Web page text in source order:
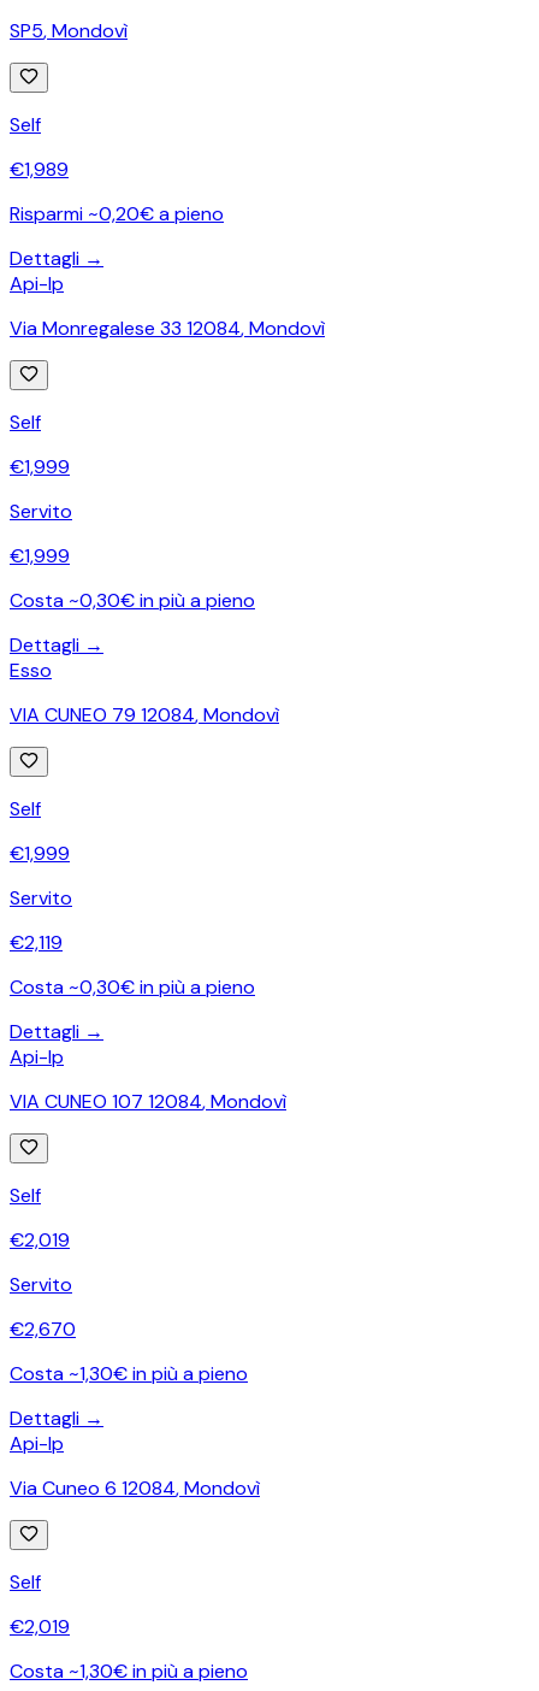
SP5,Mondovì
Self
€1,989
Risparmi ~0,20€ a pieno
Dettagli →
Api-Ip
Via Monregalese 33 12084,Mondovì
Self
€1,999
Servito
€1,999
Costa ~0,30€ in più a pieno
Dettagli →
Esso
VIA CUNEO 79 12084,Mondovì
Self
€1,999
Servito
€2,119
Costa ~0,30€ in più a pieno
Dettagli →
Api-Ip
VIA CUNEO 107 12084,Mondovì
Self
€2,019
Servito
€2,670
Costa ~1,30€ in più a pieno
Dettagli →
Api-Ip
Via Cuneo 6 12084,Mondovì
Self
€2,019
Costa ~1,30€ in più a pieno